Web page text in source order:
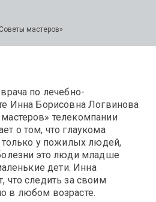
мастеров»
по лечебно-
Инна Борисовна Логвинова
телекомпании
о том, что глаукома
только у пожилых людей,
это люди младше
дети. Инна
что следить за своим
в любом возрасте.